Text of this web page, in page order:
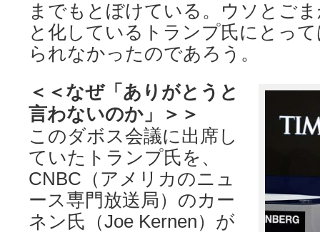
までもとぼけている。ウソとご
と化しているトランプ氏にとっ
られなかったのであろう。
＜＜なぜ「ありがとうと
言わないのか」＞＞
このダボス会議に出席し
ていたトランプ氏を、
CNBC（アメリカのニュ
ース専門放送局）のカー
ネン氏（Joe Kernen）が